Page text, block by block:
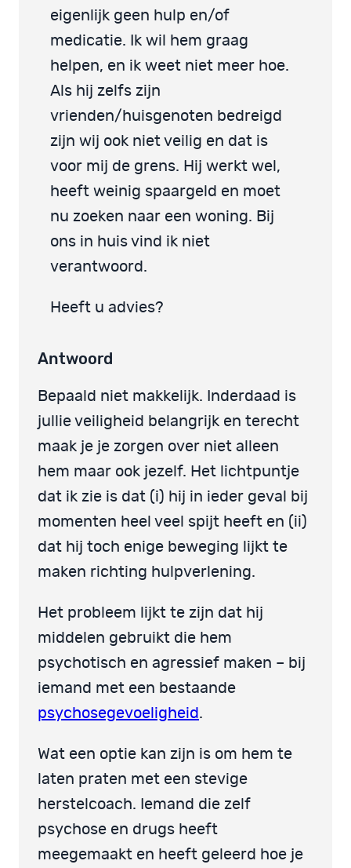
eigenlijk geen hulp en/of
medicatie. Ik wil hem graag
helpen, en ik weet niet meer hoe.
Als hij zelfs zijn
vrienden/huisgenoten bedreigd
zijn wij ook niet veilig en dat is
voor mij de grens. Hij werkt wel,
heeft weinig spaargeld en moet
nu zoeken naar een woning. Bij
ons in huis vind ik niet
verantwoord.
Heeft u advies?
Antwoord
Bepaald niet makkelijk. Inderdaad is
jullie veiligheid belangrijk en terecht
maak je je zorgen over niet alleen
hem maar ook jezelf. Het lichtpuntje
dat ik zie is dat (i) hij in ieder geval bij
momenten heel veel spijt heeft en (ii)
dat hij toch enige beweging lijkt te
maken richting hulpverlening.
Het probleem lijkt te zijn dat hij
middelen gebruikt die hem
psychotisch en agressief maken – bij
iemand met een bestaande
psychosegevoeligheid .
Wat een optie kan zijn is om hem te
laten praten met een stevige
herstelcoach. Iemand die zelf
psychose en drugs heeft
meegemaakt en heeft geleerd hoe je